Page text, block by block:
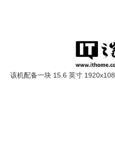
该机配备一块 15.6 英寸 1920x1080